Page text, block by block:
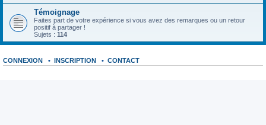
Témoignage
Faites part de votre expérience si vous avez des remarques ou un retour
positif à partager !
Sujets : 114
CONNEXION • INSCRIPTION • CONTACT